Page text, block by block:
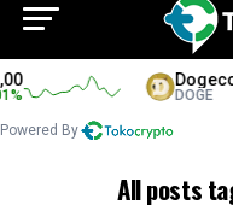
% DOGE
Powered By
All posts